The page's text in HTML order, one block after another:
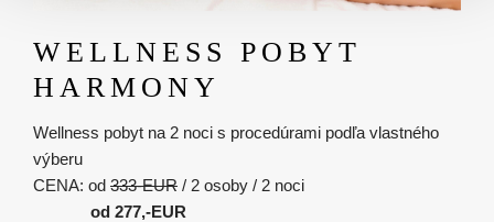
WELLNESS POBYT
HARMONY
Wellness pobyt na 2 noci s procedúrami podľa vlastného
výberu
CENA: od 333-EUR / 2 osoby / 2 noci
od 277,-EUR